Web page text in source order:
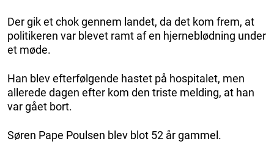
Der gik et chok gennem landet, da det kom frem, at
politikeren var blevet ramt af en hjerneblødning under
et møde.
Han blev efterfølgende hastet på hospitalet, men
allerede dagen efter kom den triste melding, at han
var gået bort.
Søren Pape Poulsen blev blot 52 år gammel.